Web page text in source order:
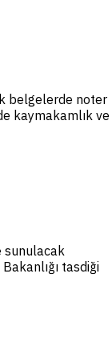
belgelerde noter
kaymakamlık ve
sunulacak
tasdiği